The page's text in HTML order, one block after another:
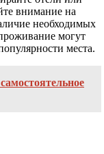
внимание на
необходимых
могут
места.